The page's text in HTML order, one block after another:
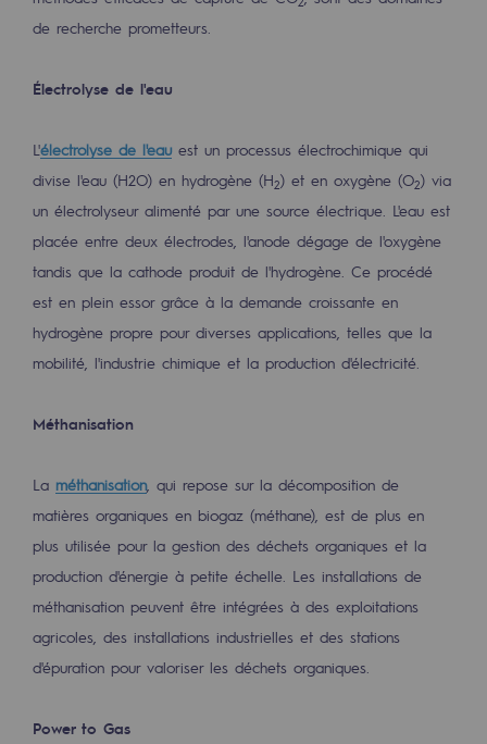
Teréga, partenaire de référence sur le
Hydrogène : Enjeux et opportunités
Production d'hydrogène
Transport d'hydrogène
Stockage d'hydrogène
Projet HySoW
Projet H2med
Appel à Manifestation d'Intérêt H2 et
Cartographie du réseau
Stratégie & Innovation
Stratégie & Innovation
Notre stratégie d’innovation
Notre stratégie d’innovation
Objectif Recherche & Innovation :
Objectif Recherche & Innovation :
de recherche prometteurs.
Électrolyse de l'eau
L'électrolyse de l'eau est un processus électrochimique qui
divise l'eau (H2O) en hydrogène (H2) et en oxygène (O2) via
un électrolyseur alimenté par une source électrique. L'eau est
placée entre deux électrodes, l'anode dégage de l'oxygène
tandis que la cathode produit de l'hydrogène. Ce procédé
est en plein essor grâce à la demande croissante en
hydrogène propre pour diverses applications, telles que la
mobilité, l'industrie chimique et la production d'électricité.
Méthanisation
La méthanisation, qui repose sur la décomposition de
matières organiques en biogaz (méthane), est de plus en
plus utilisée pour la gestion des déchets organiques et la
production d'énergie à petite échelle. Les installations de
méthanisation peuvent être intégrées à des exploitations
agricoles, des installations industrielles et des stations
d'épuration pour valoriser les déchets organiques.
Power to Gas